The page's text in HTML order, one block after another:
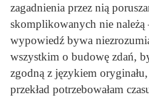
zagadnienia przez nią
skomplikowanych nie należą
wypowiedź bywa
wszystkim o budowę zdań,
zgodną z językiem
przekład potrzebowałam